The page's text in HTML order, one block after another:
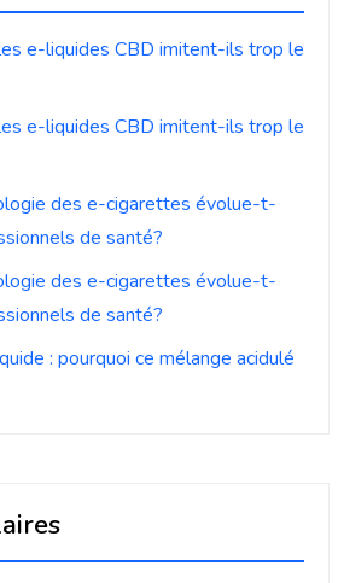
e-liquides CBD imitent-ils trop le
e-liquides CBD imitent-ils trop le
des e-cigarettes évolue-t-
de santé?
des e-cigarettes évolue-t-
de santé?
: pourquoi ce mélange acidulé